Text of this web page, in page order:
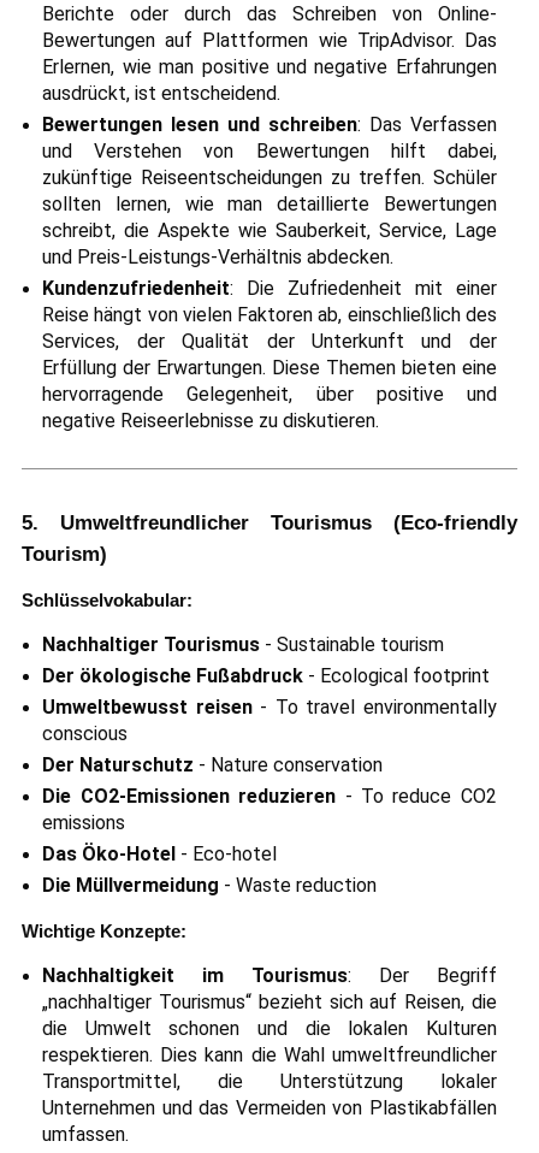
Berichte oder durch das Schreiben von Online-
Bewertungen auf Plattformen wie TripAdvisor. Das
Erlernen, wie man positive und negative Erfahrungen
ausdrückt, ist entscheidend.
Bewertungen lesen und schreiben: Das Verfassen
und Verstehen von Bewertungen hilft dabei,
zukünftige Reiseentscheidungen zu treffen. Schüler
sollten lernen, wie man detaillierte Bewertungen
schreibt, die Aspekte wie Sauberkeit, Service, Lage
und Preis-Leistungs-Verhältnis abdecken.
Kundenzufriedenheit: Die Zufriedenheit mit einer
Reise hängt von vielen Faktoren ab, einschließlich des
Services, der Qualität der Unterkunft und der
Erfüllung der Erwartungen. Diese Themen bieten eine
hervorragende Gelegenheit, über positive und
negative Reiseerlebnisse zu diskutieren.
5. Umweltfreundlicher Tourismus (Eco-friendly
Tourism)
Schlüsselvokabular:
Nachhaltiger Tourismus - Sustainable tourism
Der ökologische Fußabdruck - Ecological footprint
Umweltbewusst reisen- To travel environmentally
conscious
Der Naturschutz - Nature conservation
Die CO2-Emissionen reduzieren - To reduce CO2
emissions
Das Öko-Hotel - Eco-hotel
Die Müllvermeidung - Waste reduction
Wichtige Konzepte:
Nachhaltigkeit im Tourismus: Der Begriff
„nachhaltiger Tourismus“ bezieht sich auf Reisen, die
die Umwelt schonen und die lokalen Kulturen
respektieren. Dies kann die Wahl umweltfreundlicher
Transportmittel, die Unterstützung lokaler
Unternehmen und das Vermeiden von Plastikabfällen
umfassen.